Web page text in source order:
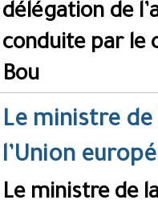
délégation de
conduite par le
Bou
Le ministre
l’Union
Le ministre de